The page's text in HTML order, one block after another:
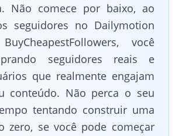
Não comece por baixo, ao
seguidores no Dailymotion
você
seguidores reais e
que realmente engajam
conteúdo. Não perca o seu
tentando construir uma
zero, se você pode começar